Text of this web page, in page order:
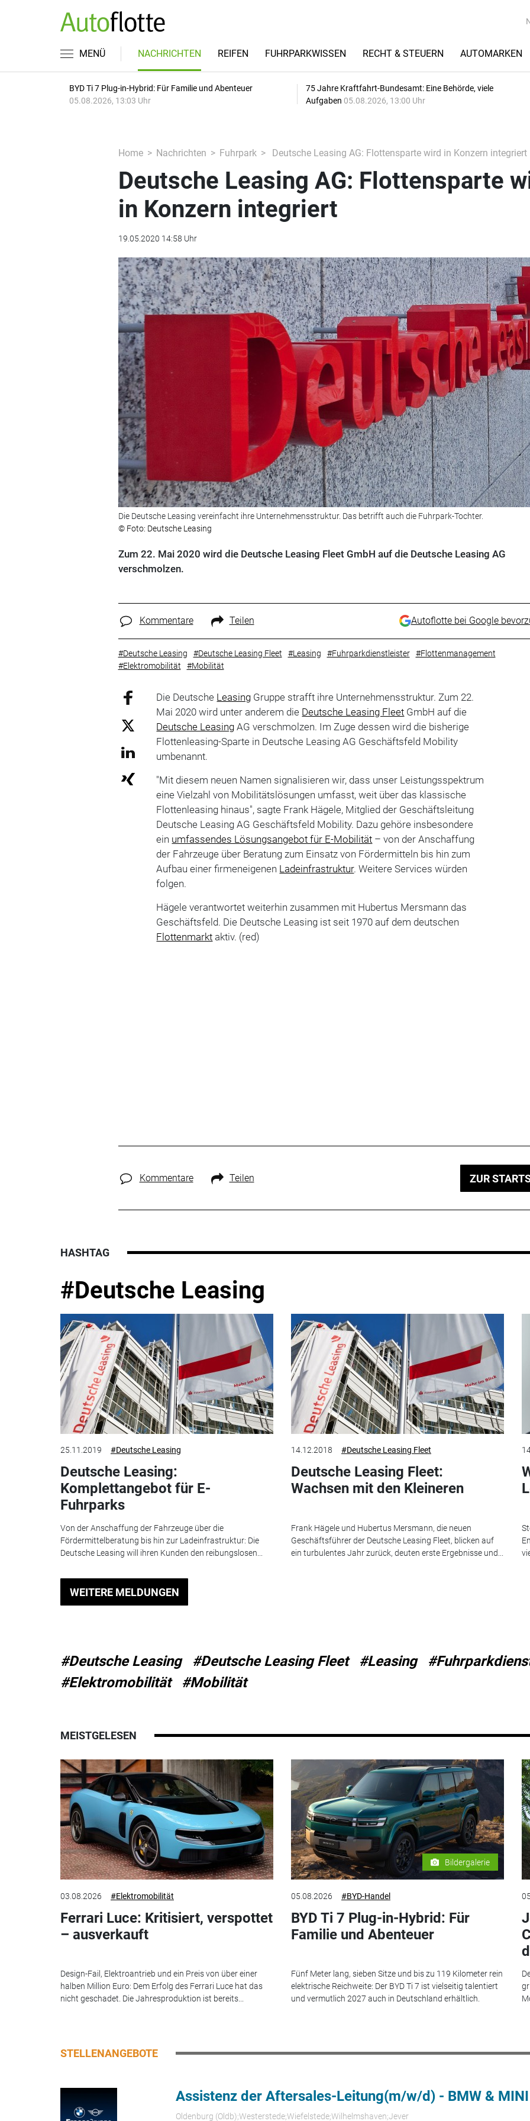
MENÜ NACHRICHTEN REIFEN FUHRPARKWISSEN RECHT & STEUERN AUTOMARKEN
BYD Ti 7 Plug-in-Hybrid: Für Familie und Abenteuer
05.08.2026, 13:03 Uhr
75 Jahre Kraftfahrt-Bundesamt: Eine Behörde, viele
Aufgaben 05.08.2026, 13:00 Uhr
Home Nachrichten Fuhrpark Deutsche Leasing AG: Flottensparte wird in Konzern integriert
Deutsche Leasing AG: Flottensparte
in Konzern integriert
19.05.2020 14:58 Uhr
Die Deutsche Leasing vereinfacht ihre Unternehmensstruktur. Das betrifft auch die Fuhrpark-Tochter.
© Foto: Deutsche Leasing
Zum 22. Mai 2020 wird die Deutsche Leasing Fleet GmbH auf die Deutsche Leasing AG
verschmolzen.
Kommentare Teilen Autoflotte bei Google
#Deutsche Leasing #Deutsche Leasing Fleet #Leasing #Fuhrparkdienstleister
#Flottenmanagement
#Elektromobilität
#Mobilität
Die Deutsche Leasing Gruppe strafft ihre Unternehmensstruktur. Zum 22.
Mai 2020 wird unter anderem die Deutsche Leasing Fleet GmbH auf die
Deutsche Leasing AG verschmolzen. Im Zuge dessen wird die bisherige
Flottenleasing-Sparte in Deutsche Leasing AG Geschäftsfeld Mobility
umbenannt.
"Mit diesem neuen Namen signalisieren wir, dass unser Leistungsspektrum
eine Vielzahl von Mobilitätslösungen umfasst, weit über das klassische
Flottenleasing hinaus", sagte Frank Hägele, Mitglied der Geschäftsleitung
Deutsche Leasing AG Geschäftsfeld Mobility. Dazu gehöre insbesondere
ein umfassendes Lösungsangebot für E-Mobilität – von der Anschaffung
der Fahrzeuge über Beratung zum Einsatz von Fördermitteln bis hin zum
Aufbau einer firmeneigenen Ladeinfrastruktur. Weitere Services würden
folgen.
Hägele verantwortet weiterhin zusammen mit Hubertus Mersmann das
Geschäftsfeld. Die Deutsche Leasing ist seit 1970 auf dem deutschen
Flottenmarkt aktiv. (red)
Kommentare Teilen ZUR
HASHTAG
#Deutsche Leasing
25.11.2019 #Deutsche Leasing
Deutsche Leasing:
Komplettangebot für E-
Fuhrparks
Von der Anschaffung der Fahrzeuge über die
Fördermittelberatung bis hin zur Ladeinfrastruktur: Die
Deutsche Leasing will ihren Kunden den reibungslosen...
14.12.2018 #Deutsche Leasing Fleet
Deutsche Leasing Fleet:
Wachsen mit den Kleineren
Frank Hägele und Hubertus Mersmann, die neuen
Geschäftsführer der Deutsche Leasing Fleet, blicken auf
ein turbulentes Jahr zurück, deuten erste Ergebnisse und...
WEITERE MELDUNGEN
#Deutsche Leasing #Deutsche Leasing Fleet #Leasing
#Elektromobilität
#Mobilität
MEISTGELESEN
03.08.2026 #Elektromobilität
Ferrari Luce: Kritisiert, verspottet
– ausverkauft
Design-Fail, Elektroantrieb und ein Preis von über einer
halben Million Euro: Dem Erfolg des Ferrari Luce hat das
nicht geschadet. Die Jahresproduktion ist bereits...
Bildergalerie
05.08.2026 #BYD-Handel
BYD Ti 7 Plug-in-Hybrid: Für
Familie und Abenteuer
Fünf Meter lang, sieben Sitze und bis zu 119 Kilometer rein
elektrische Reichweite: Der BYD Ti 7 ist vielseitig talentiert
und vermutlich 2027 auch in Deutschland erhältlich.
STELLENANGEBOTE
Assistenz der Aftersales-Leitung(m/w/d) - BMW & MINI
Oldenburg (Oldb);Westerstede;Wiefelstede;Wilhelmshaven;Jever